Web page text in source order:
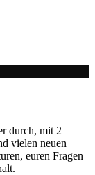
durch, mit 2
vielen neuen
euren Fragen